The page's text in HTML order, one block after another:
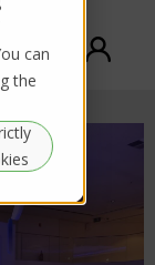
can
the